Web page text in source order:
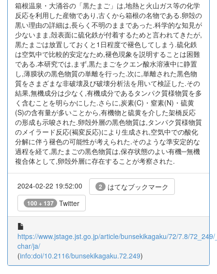
箱根温泉・大涌谷の「黒たまご」は,地熱と火山ガス等の化学
反応を利用した産物であり,古くから箱根の名物である.卵殻の
黒い理由の詳細は,長らく不明のままであった.科学的な知見が
少ないまま,殻表面に硫化鉄が付着するためと言われてきたが,
黒たまごは放置しておくと1日程度で褪色してしまう.硫化鉄
は空気中で比較的安定なため,褪色現象を説明することは困難
である.本研究では,まず,黒たまごをクエン酸水溶液中に静置
し,薄膜状の黒色物質の単離を行った.次に,単離された黒色物
質をさまざまな非破壊及び破壊分析法を用いて検証した.その
結果,無機成分は少なく,有機成分であるタンパク質様物質を多
く含むことを明らかにした.さらに,炭素(C)・窒素(N)・硫黄
(S)の含有量が多いことから,有機物と硫黄を介した架橋反応
の形成も示唆された.卵殻外層の黒色物質は,タンパク質様物質
のメイラード反応(褐変反応)により生成され,空気中での酸化
分解に伴う褪色の可能性が考えられた.そのような準安定的な
過程を経て,黒たまごの黒色物質は,保存状態のよい有機─無機
複合体として,卵殻外層に存在することが考察された.
2024-02-22 19:52:00 2 はてなブックマーク
100 + 137 Twitter
https://www.jstage.jst.go.jp/article/bunsekikagaku/72/7.8/
char/ja/
(info:doi/10.2116/bunsekikagaku.72.249)